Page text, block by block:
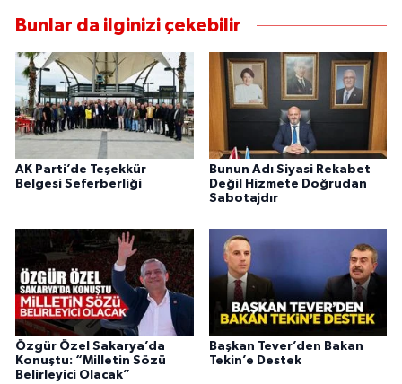
Bunlar da ilginizi çekebilir
AK Parti’de Teşekkür
Belgesi Seferberliği
Bunun Adı Siyasi Rekabet
Değil Hizmete Doğrudan
Sabotajdır
Özgür Özel Sakarya’da
Konuştu: “Milletin Sözü
Belirleyici Olacak”
Başkan Tever’den Bakan
Tekin’e Destek